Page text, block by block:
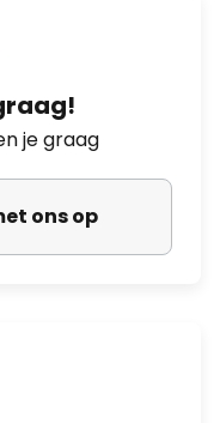
je graag
ons op